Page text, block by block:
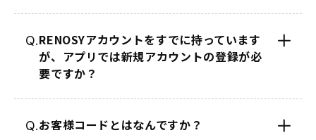
Q.RENOSYアカウントをすでに持っています
が、アプリでは新規アカウントの登録が必
要ですか？
Q.お客様コードとはなんですか？